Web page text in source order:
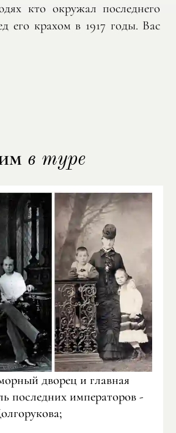
кто окружал последнего
его крахом в 1917 годы. Вас
в туре
дворец и главная
последних императоров -